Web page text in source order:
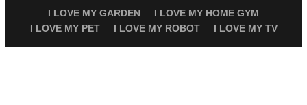
I LOVE MY GARDEN
I LOVE MY HOME GYM
I LOVE MY PET
I LOVE MY ROBOT I LOVE MY TV